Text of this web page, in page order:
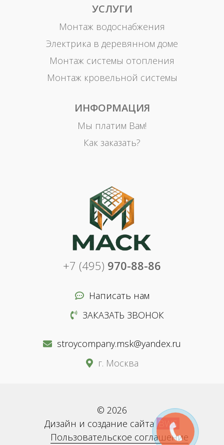
УСЛУГИ
Монтаж водоснабжения
Электрика в деревянном доме
Монтаж системы отопления
Монтаж кровельной системы
ИНФОРМАЦИЯ
Мы платим Вам!
Как заказать?
+7 (495) 970-88-86
Написать нам
ЗАКАЗАТЬ ЗВОНОК
stroycompany.msk@yandex.ru
г. Москва
© 2026
Дизайн и создание сайта BWS
Пользовательское соглашение